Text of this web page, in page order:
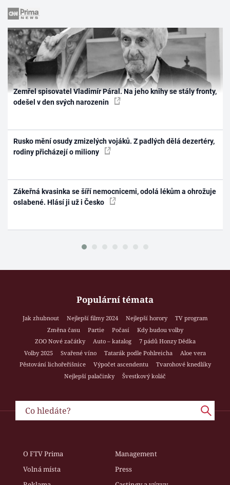
Zemřel spisovatel Vladimír Páral. Na jeho knihy se stály fronty,
odešel v den svých narozenin
Rusko mění osudy zmizelých vojáků. Z padlých dělá dezertéry,
rodiny přicházejí o miliony
Zákeřná kvasinka se šíří nemocnicemi, odolá lékům a ohrožuje
oslabené. Hlásí ji už i Česko
Populární témata
Jak zhubnout Nejlepší filmy 2024 Nejlepší horory
TV program
Změna času
Partie Počasí
Kdy budou volby
ZOO Nové začátky
Auto – katalog
7 pádů Honzy Dědka
Volby 2025
Svařené víno Tatarák podle Pohlreicha
Aloe vera
Pěstování lichořeřišnice
Výpočet ascendentu
Tvarohové knedlíky
Nejlepší palačinky
Švestkový koláč
O FTV Prima
Management
Volná místa
Press